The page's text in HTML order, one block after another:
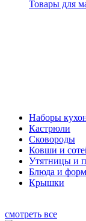
Товары для
Наборы
Кастрюли
Сковороды
Ковши и
Утятницы и
Блюда и
Крышки
смотреть все